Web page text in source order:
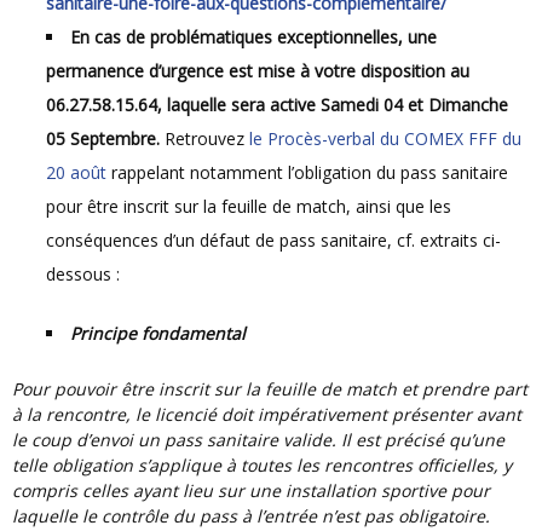
En cas de problématiques exceptionnelles, une
permanence d’urgence est mise à votre disposition au
06.27.58.15.64, laquelle sera active Samedi 04 et Dimanche
05 Septembre. Retrouvez le Procès-verbal du COMEX FFF du
20 août rappelant notamment l’obligation du pass sanitaire
pour être inscrit sur la feuille de match, ainsi que les
conséquences d’un défaut de pass sanitaire, cf. extraits ci-
dessous :
Principe fondamental
Pour pouvoir être inscrit sur la feuille de match et prendre part
à la rencontre, le licencié doit impérativement présenter avant
le coup d’envoi un pass sanitaire valide. Il est précisé qu’une
telle obligation s’applique à toutes les rencontres officielles, y
compris celles ayant lieu sur une installation sportive pour
laquelle le contrôle du pass à l’entrée n’est pas obligatoire.